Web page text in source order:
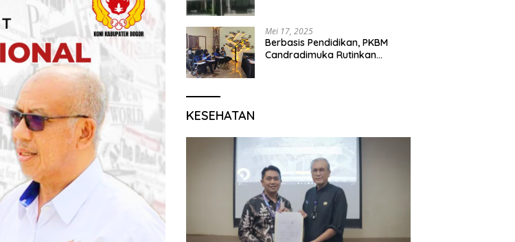
Mei 17, 2025
Berbasis Pendidikan, PKBM
Candradimuka Rutinkan
KESEHATAN